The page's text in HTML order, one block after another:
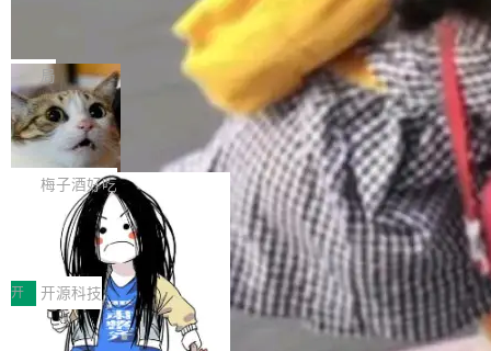
个独立于业务线程的全局通信引擎（Engine），
Coding 从个人辅助工具逐步走向团队级、组织
级应用，企业在规模化落地过程中，对安全性、
可控性和代码质量提出了更高要求。 首先是数据
安全与合规要求。对于大多数普通研发场景，公
有云模型能够满足快速试用和效率提升的需求。
但对于金融、能源、医疗等对数据安全要求较...
产品应用、支撑保障、专题等五大方向。深信服
AI算力网关（AI创新平台）成功入选！ 随着各行
各业的Agent走向规模化建设，算力构成形态逐
渐丰富，用户关注的重点也在发生变化：不只是
让AI用起来，还要进一步看清混合算力时代下，
Token花在哪里、算力是否被充分利用，以及持
续增长的AI成本该如何优化。 深信服AI算力网关
正是围绕这些实际问题，从Token治理和成本治
理两个方面，让用户的每一份算力都看得清、管
得住、用得稳、省得下、更安全！ 一、从现在开
始，Token使用一目...
Jeff Dean 离开 Google：一个时代的结
束，一个实验室的开始
Google 员工编号 20。MapReduce 作者之一。
Bigtable 作者之一。TensorFlow 的作者之一。
Gemini 的架构师。Google 首席科学家。 Jeff D
ean 在 Google 工作了 27 年后，宣布离职。 他
不是一个人走。一同离开的还有 Sanjay Ghema
wat（Google 员工编号 23，Jeff Dean 二十多
年的编程搭档，MapReduce 和 Bigtable 的共同
作者）、Quoc Le（Google 大脑核心成员，Se
q2Seq 和 DocAI 的共同发明人）以及 Oriol Vin
yals（Gemini 联合负责人，AlphaSta...
局
🔥 SolonCode v2026.8.4 发布：界面
字体可调、22 种语言、记忆搜索增强
打开终端就能上岗的全中文编码智能体，这一轮
把「看得清、用母语、记得住」三件事一次补
齐。 SolonCode 是什么 SolonCode 是杭州无
耳科技研发的企业级终端编码智能体——一位全
中文驱动的数字员工，自主理解需求、规划步
骤、编写代码。不挑模型、不挑平台，curl 一行
装完即用。 开源地址：Gitee · GitCode · GitHu
b 安装 支持 Java 8+（8~26）、macOS / Linu
梅子酒好吃
让“代码语义理解”深度释放AI Coding
价值潜能：华为云码道（CodeArts）
代码仓技术解析
一、代码仓深度理解技术的作用与价值 在软件工
程实践中，代码仓是企业核心知识资产的主要载
体。企业级代码仓库通常包含数十万乃至数百万
个文件，其规模远超单次模型调用可承载的上下
开 开源科技
一条“删库”命令跑 17 小时，算法工程